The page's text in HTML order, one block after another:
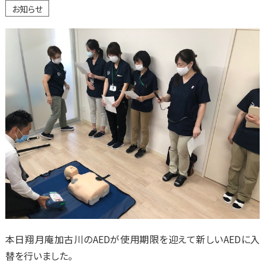
お知らせ
本日翔月庵加古川のAEDが使用期限を迎えて新しいAEDに入
替を行いました。